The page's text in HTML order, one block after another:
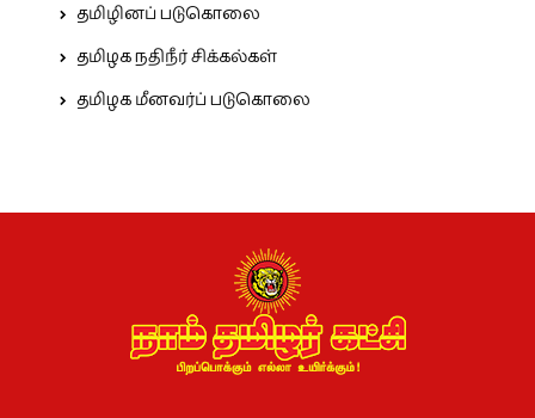
தமிழினப் படுகொலை
தமிழக நதிநீர் சிக்கல்கள்
தமிழக மீனவர்ப் படுகொலை